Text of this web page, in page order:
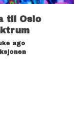
til Oslo
ago